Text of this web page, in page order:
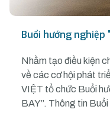
Buổi hướng nghiệp
Nhằm tạo điều kiện
về các cơ hội phát
VIỆT tổ chức Buổi
BAY”. Thông tin